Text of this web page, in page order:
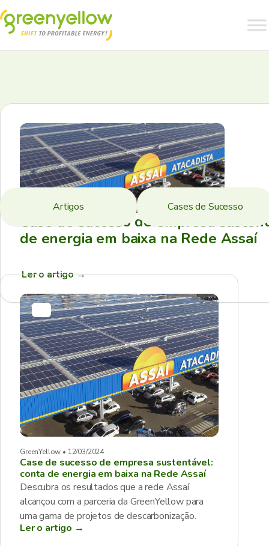
Case de sucesso de empresa
de energia em baixa na Rede Assaí
Ler o artigo→
Artigos Cases de Sucesso
GreenYellow • 12/03/2024
Case de sucesso de empresa sustentável:
conta de energia em baixa na Rede Assaí
Descubra os resultados que a rede Assaí
alcançou com a parceria da GreenYellow para
uma gama de projetos de descarbonização.
Ler o artigo →